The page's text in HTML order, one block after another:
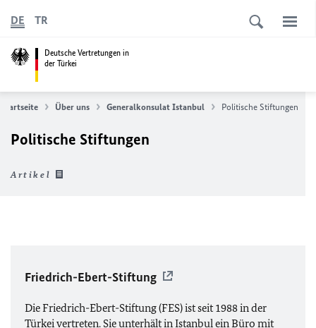
Deutsche Vertretungen in
der Türkei
DE TR
Startseite Über uns Generalkonsulat Istanbul Politische Stiftungen
Politische Stiftungen
Artikel
Friedrich-Ebert-Stiftung
Die Friedrich-Ebert-Stiftung (FES) ist seit 1988 in der
Türkei vertreten. Sie unterhält in Istanbul ein Büro mit